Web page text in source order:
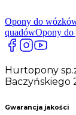
Opony do
quadówOpony
Hurtopony
Baczyńskiego
Gwarancja jakości